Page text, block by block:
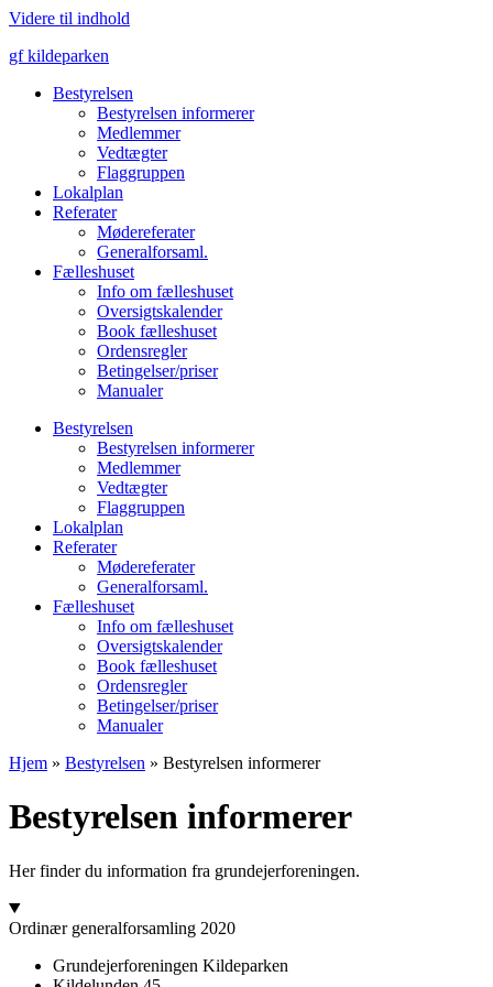
Videre til indhold
gf kildeparken
Bestyrelsen
Bestyrelsen informerer
Medlemmer
Vedtægter
Flaggruppen
Lokalplan
Referater
Mødereferater
Generalforsaml.
Fælleshuset
Info om fælleshuset
Oversigtskalender
Book fælleshuset
Ordensregler
Betingelser/priser
Manualer
Bestyrelsen
Bestyrelsen informerer
Medlemmer
Vedtægter
Flaggruppen
Lokalplan
Referater
Mødereferater
Generalforsaml.
Fælleshuset
Info om fælleshuset
Oversigtskalender
Book fælleshuset
Ordensregler
Betingelser/priser
Manualer
Hjem » Bestyrelsen » Bestyrelsen informerer
Bestyrelsen informerer
Her finder du information fra grundejerforeningen.
Ordinær generalforsamling 2020
Grundejerforeningen Kildeparken